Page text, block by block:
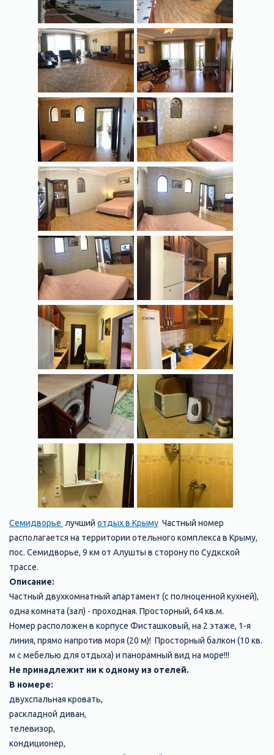
Семидворье лучший отдых в Крыму Частный номер
располагается на территории отельного комплекса в Крыму,
пос. Семидворье, 9 км от Алушты в сторону по Судкской
трассе.
Описание:
Частный двухкомнатный апартамент (с полноценной кухней),
одна комната (зал) - проходная. Просторный, 64 кв.м.
Номер расположен в корпусе Фисташковый, на 2 этаже, 1-я
линия, прямо напротив моря (20 м)! Просторный балкон (10 кв.
м с мебелью для отдыха) и панорамный вид на море!!!
Не принадлежит ни к одному из отелей.
В номере:
двухспальная кровать,
раскладной диван,
телевизор,
кондиционер,